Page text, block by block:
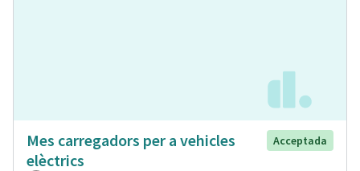
Mes carregadors per a vehicles
elèctrics
Acceptada